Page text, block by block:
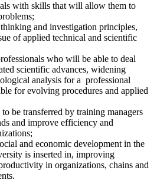
with skills that will allow them to
and investigation principles,
of applied technical and scientific
who will be able to deal
scientific advances, widening
analysis for a professional
for evolving procedures and applied
be transferred by training managers
and improve efficiency and
and economic development in the
is inserted in, improving
in organizations, chains and